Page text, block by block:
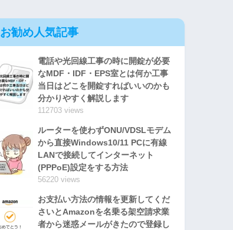
お勧め人気記事
電話や光回線工事の時に開錠が必要
なMDF・IDF・EPS室とは何か工事
当日はどこを開錠すればいいのかも
分かりやすく解説します
112703 views
ルーターを使わずONU/VDSLモデム
から直接Windows10/11 PCに有線
LANで接続してインターネット
(PPPoE)設定をする方法
56220 views
お支払い方法の情報を更新してくだ
さいとAmazonを名乗る架空請求業
者から迷惑メールがきたので登録し